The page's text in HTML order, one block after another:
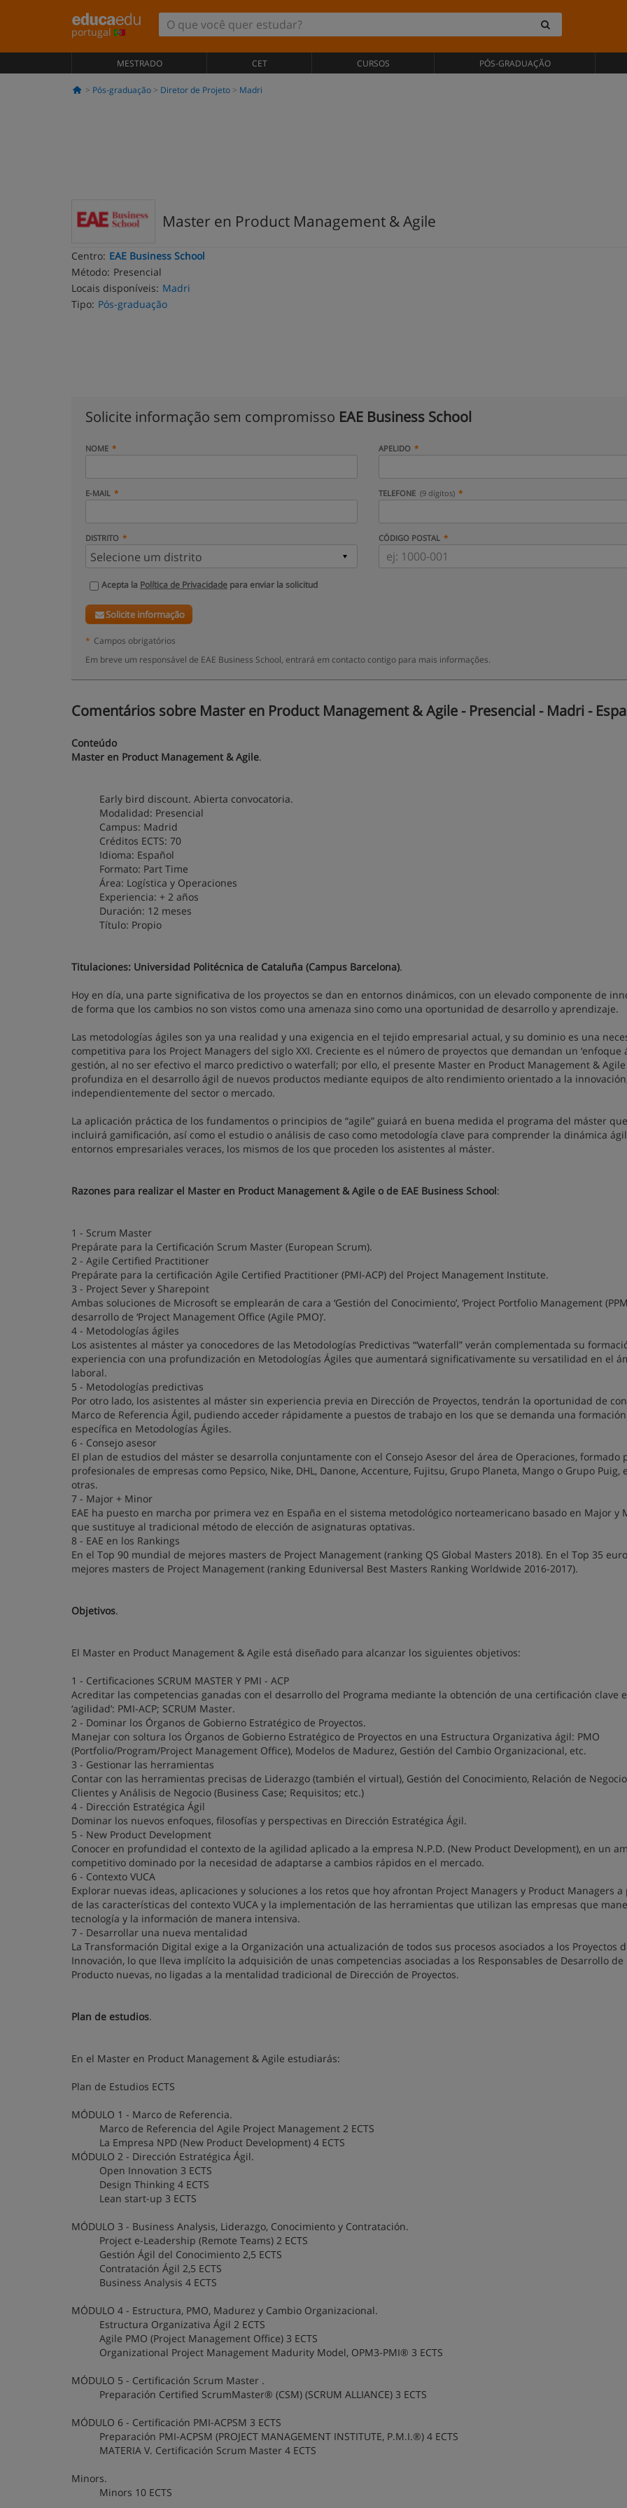
portugal
MESTRADO CET CURSOS PÓS-GRADUAÇÃO
Pós-graduação Diretor de Projeto Madri
Master en Product Management & Agile
Centro: EAE Business School
Método: Presencial
Locais disponíveis: Madri
Tipo: Pós-graduação
Solicite informação sem compromisso EAE Business School
NOME APELIDO
E-MAIL TELEFONE (9 dígitos)
DISTRITO CÓDIGO POSTAL
Acepta la Política de Privacidade para enviar la solicitud
Solicite informação
* Campos obrigatórios
Em breve um responsável de EAE Business School, entrará em contacto contigo para mais informações.
Comentários sobre Master en Product Management & Agile - Presencial - Madri -
Conteúdo
Master en Product Management & Agile.
Early bird discount. Abierta convocatoria.
Modalidad: Presencial
Campus: Madrid
Créditos ECTS: 70
Idioma: Español
Formato: Part Time
Área: Logística y Operaciones
Experiencia: + 2 años
Duración: 12 meses
Título: Propio
Titulaciones: Universidad Politécnica de Cataluña (Campus Barcelona).
Hoy en día, una parte significativa de los proyectos se dan en entornos dinámicos, con un elevado componente de
de forma que los cambios no son vistos como una amenaza sino como una oportunidad de desarrollo y aprendizaje.
Las metodologías ágiles son ya una realidad y una exigencia en el tejido empresarial actual, y su dominio es una
competitiva para los Project Managers del siglo XXI. Creciente es el número de proyectos que demandan un ‘enfoque
gestión, al no ser efectivo el marco predictivo o waterfall; por ello, el presente Master en Product Management & Agile
profundiza en el desarrollo ágil de nuevos productos mediante equipos de alto rendimiento orientado a la
independientemente del sector o mercado.
La aplicación práctica de los fundamentos o principios de “agile” guiará en buena medida el programa del máster que
incluirá gamificación, así como el estudio o análisis de caso como metodología clave para comprender la dinámica
entornos empresariales veraces, los mismos de los que proceden los asistentes al máster.
Razones para realizar el Master en Product Management & Agile o de EAE Business School:
1 - Scrum Master
Prepárate para la Certificación Scrum Master (European Scrum).
2 - Agile Certified Practitioner
Prepárate para la certificación Agile Certified Practitioner (PMI-ACP) del Project Management Institute.
3 - Project Sever y Sharepoint
Ambas soluciones de Microsoft se emplearán de cara a ‘Gestión del Conocimiento’, ‘Project Portfolio Management
desarrollo de ‘Project Management Office (Agile PMO)’.
4 - Metodologías ágiles
Los asistentes al máster ya conocedores de las Metodologías Predictivas “‘waterfall” verán complementada su
experiencia con una profundización en Metodologías Ágiles que aumentará significativamente su versatilidad en el
laboral.
5 - Metodologías predictivas
Por otro lado, los asistentes al máster sin experiencia previa en Dirección de Proyectos, tendrán la oportunidad de
Marco de Referencia Ágil, pudiendo acceder rápidamente a puestos de trabajo en los que se demanda una
específica en Metodologías Ágiles.
6 - Consejo asesor
El plan de estudios del máster se desarrolla conjuntamente con el Consejo Asesor del área de Operaciones, formado
profesionales de empresas como Pepsico, Nike, DHL, Danone, Accenture, Fujitsu, Grupo Planeta, Mango o Grupo Puig,
otras.
7 - Major + Minor
EAE ha puesto en marcha por primera vez en España en el sistema metodológico norteamericano basado en Major y
que sustituye al tradicional método de elección de asignaturas optativas.
8 - EAE en los Rankings
En el Top 90 mundial de mejores masters de Project Management (ranking QS Global Masters 2018). En el Top 35
mejores masters de Project Management (ranking Eduniversal Best Masters Ranking Worldwide 2016-2017).
Objetivos.
El Master en Product Management & Agile está diseñado para alcanzar los siguientes objetivos:
1 - Certificaciones SCRUM MASTER Y PMI - ACP
Acreditar las competencias ganadas con el desarrollo del Programa mediante la obtención de una certificación clave
‘agilidad’: PMI-ACP; SCRUM Master.
2 - Dominar los Órganos de Gobierno Estratégico de Proyectos.
Manejar con soltura los Órganos de Gobierno Estratégico de Proyectos en una Estructura Organizativa ágil: PMO
(Portfolio/Program/Project Management Office), Modelos de Madurez, Gestión del Cambio Organizacional, etc.
3 - Gestionar las herramientas
Contar con las herramientas precisas de Liderazgo (también el virtual), Gestión del Conocimiento, Relación de
Clientes y Análisis de Negocio (Business Case; Requisitos; etc.)
4 - Dirección Estratégica Ágil
Dominar los nuevos enfoques, filosofías y perspectivas en Dirección Estratégica Ágil.
5 - New Product Development
Conocer en profundidad el contexto de la agilidad aplicado a la empresa N.P.D. (New Product Development), en un
competitivo dominado por la necesidad de adaptarse a cambios rápidos en el mercado.
6 - Contexto VUCA
Explorar nuevas ideas, aplicaciones y soluciones a los retos que hoy afrontan Project Managers y Product Managers
de las características del contexto VUCA y la implementación de las herramientas que utilizan las empresas que
tecnología y la información de manera intensiva.
7 - Desarrollar una nueva mentalidad
La Transformación Digital exige a la Organización una actualización de todos sus procesos asociados a los Proyectos
Innovación, lo que lleva implícito la adquisición de unas competencias asociadas a los Responsables de Desarrollo de
Producto nuevas, no ligadas a la mentalidad tradicional de Dirección de Proyectos.
Plan de estudios.
En el Master en Product Management & Agile estudiarás:
Plan de Estudios ECTS
MÓDULO 1 - Marco de Referencia.
Marco de Referencia del Agile Project Management 2 ECTS
La Empresa NPD (New Product Development) 4 ECTS
MÓDULO 2 - Dirección Estratégica Ágil.
Open Innovation 3 ECTS
Design Thinking 4 ECTS
Lean start-up 3 ECTS
MÓDULO 3 - Business Analysis, Liderazgo, Conocimiento y Contratación.
Project e-Leadership (Remote Teams) 2 ECTS
Gestión Ágil del Conocimiento 2,5 ECTS
Contratación Ágil 2,5 ECTS
Business Analysis 4 ECTS
MÓDULO 4 - Estructura, PMO, Madurez y Cambio Organizacional.
Estructura Organizativa Ágil 2 ECTS
Agile PMO (Project Management Office) 3 ECTS
Organizational Project Management Madurity Model, OPM3-PMI® 3 ECTS
MÓDULO 5 - Certificación Scrum Master .
Preparación Certified ScrumMaster® (CSM) (SCRUM ALLIANCE) 3 ECTS
MÓDULO 6 - Certificación PMI-ACPSM 3 ECTS
Preparación PMI-ACPSM (PROJECT MANAGEMENT INSTITUTE, P.M.I.®) 4 ECTS
MATERIA V. Certificación Scrum Master 4 ECTS
Minors.
Minors 10 ECTS